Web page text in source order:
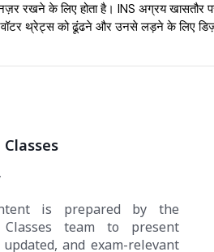
रखने के लिए होता है। INS अग्रय खासतौर
थ्रेट्स को ढूंढने और उनसे लड़ने के लिए
is prepared by the
Classes team to present
updated, and exam-relevant